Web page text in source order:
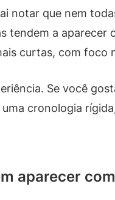
notar que nem
tendem a aparecer
curtas, com foco
Se você
cronologia
aparecer